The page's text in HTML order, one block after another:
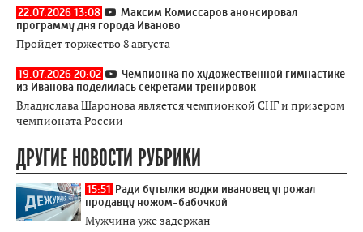
22.07.2026 13:08
Максим Комиссаров анонсировал
программу дня города Иваново
Пройдет торжество 8 августа
19.07.2026 20:02
Чемпионка по художественной гимнастике
из Иванова поделилась секретами тренировок
Владислава Шаронова является чемпионкой СНГ и призером
чемпионата России
ДРУГИЕ НОВОСТИ РУБРИКИ
15:51 Ради бутылки водки ивановец угрожал
продавцу ножом-бабочкой
Мужчина уже задержан